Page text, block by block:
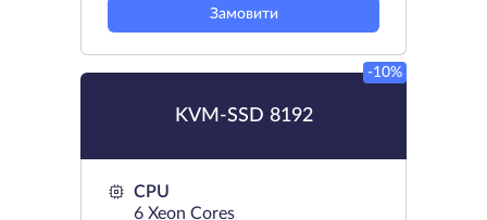
Замовити
KVM-SSD 8192
-10%
CPU
6 Xeon Cores